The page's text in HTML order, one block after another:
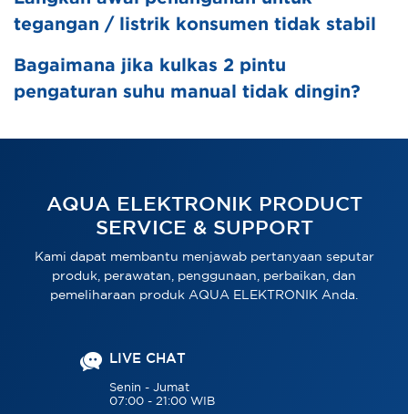
tegangan / listrik konsumen tidak stabil
Bagaimana jika kulkas 2 pintu
pengaturan suhu manual tidak dingin?
AQUA ELEKTRONIK PRODUCT
SERVICE & SUPPORT
Kami dapat membantu menjawab pertanyaan seputar
produk, perawatan, penggunaan, perbaikan, dan
pemeliharaan produk AQUA ELEKTRONIK Anda.
LIVE CHAT
Senin - Jumat
07:00 - 21:00 WIB